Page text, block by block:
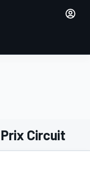
Circuit